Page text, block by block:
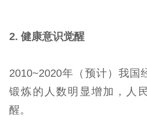
2. 健康意识觉醒
2010~2020年（预计）我国
锻炼的人数明显增加，人
醒。